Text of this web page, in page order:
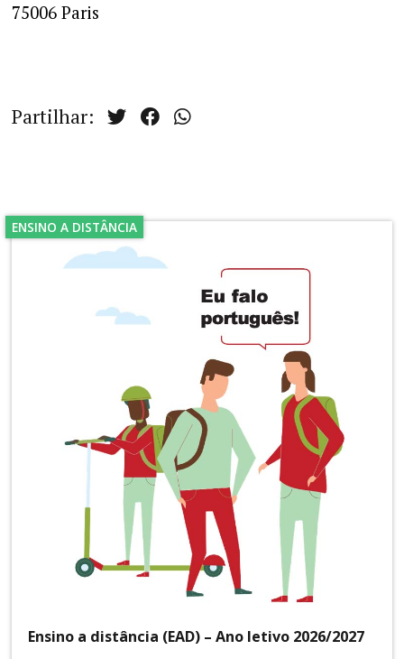
75006 Paris
Partilhar:
ENSINO A DISTÂNCIA
Ensino a distância (EAD) – Ano letivo 2026/2027